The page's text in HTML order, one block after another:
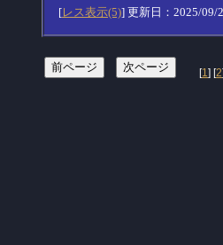
[レス表示(5)] 更新日：2025/09/
[1] [2